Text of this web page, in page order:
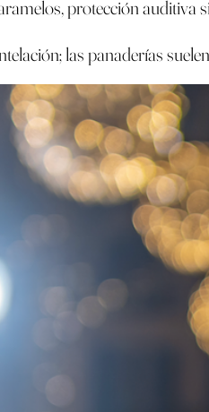
protección auditiva
las panaderías